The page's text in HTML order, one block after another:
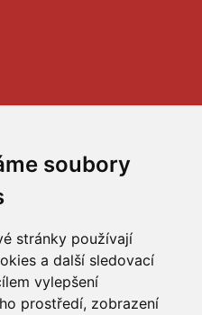
soubory
stránky používají
a další sledovací
vylepšení
prostředí, zobrazení